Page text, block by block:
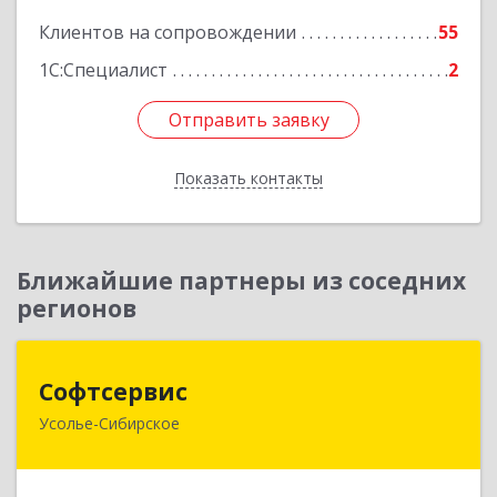
Клиентов на сопровождении
55
1С:Специалист
2
Отправить заявку
Показать контакты
Отправить заявку
Назад
Ближайшие партнеры из соседних
регионов
Софтсервис
Усолье-Сибирское
665451, Иркутская обл, Усолье-Сибирское г,